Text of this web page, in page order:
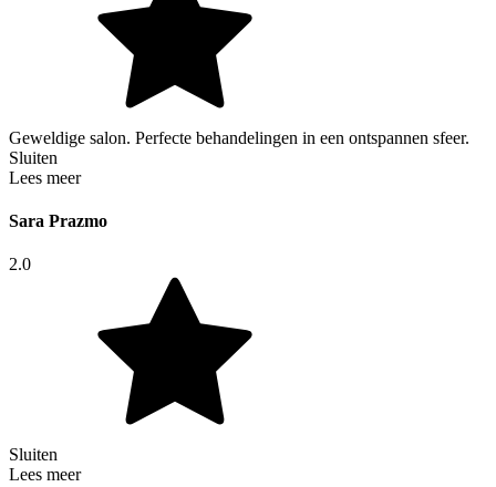
Geweldige salon. Perfecte behandelingen in een ontspannen sfeer.
Sluiten
Lees meer
Sara Prazmo
2.0
Sluiten
Lees meer